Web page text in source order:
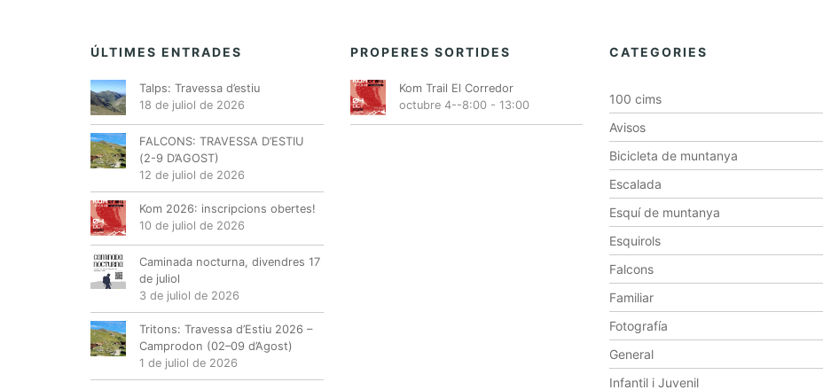
ÚLTIMES ENTRADES
Talps: Travessa d’estiu
18 de juliol de 2026
FALCONS: TRAVESSA D’ESTIU
(2-9 D’AGOST)
12 de juliol de 2026
Kom 2026: inscripcions obertes!
10 de juliol de 2026
Caminada nocturna, divendres 17
de juliol
3 de juliol de 2026
Tritons: Travessa d’Estiu 2026 –
Camprodon (02–09 d’Agost)
1 de juliol de 2026
PROPERES SORTIDES
Kom Trail El Corredor
octubre 4--8:00- 13:00
CATEGORIES
100 cims
Avisos
Bicicleta de muntanya
Escalada
Esquí de muntanya
Esquirols
Falcons
Familiar
Fotografía
General
Infantil i Juvenil